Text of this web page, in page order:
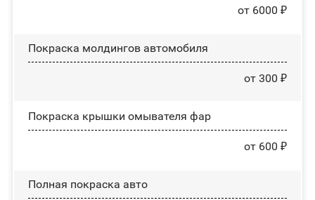
от 6000 ₽
Покраска молдингов автомобиля
от 300 ₽
Покраска крышки омывателя фар
от 600 ₽
Полная покраска авто